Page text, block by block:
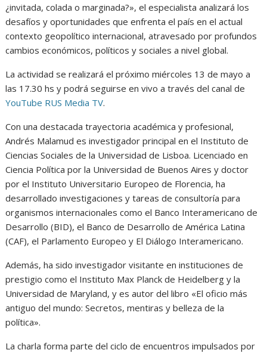
¿invitada, colada o marginada?», el especialista analizará los
desafíos y oportunidades que enfrenta el país en el actual
contexto geopolítico internacional, atravesado por profundos
cambios económicos, políticos y sociales a nivel global.
La actividad se realizará el próximo miércoles 13 de mayo a
las 17.30 hs y podrá seguirse en vivo a través del canal de
YouTube RUS Media TV.
Con una destacada trayectoria académica y profesional,
Andrés Malamud es investigador principal en el Instituto de
Ciencias Sociales de la Universidad de Lisboa. Licenciado en
Ciencia Política por la Universidad de Buenos Aires y doctor
por el Instituto Universitario Europeo de Florencia, ha
desarrollado investigaciones y tareas de consultoría para
organismos internacionales como el Banco Interamericano de
Desarrollo (BID), el Banco de Desarrollo de América Latina
(CAF), el Parlamento Europeo y El Diálogo Interamericano.
Además, ha sido investigador visitante en instituciones de
prestigio como el Instituto Max Planck de Heidelberg y la
Universidad de Maryland, y es autor del libro «El oficio más
antiguo del mundo: Secretos, mentiras y belleza de la
política».
La charla forma parte del ciclo de encuentros impulsados por